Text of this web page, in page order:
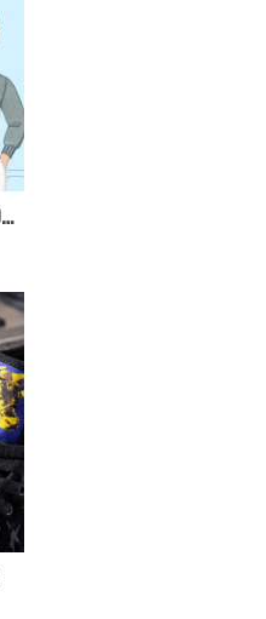
SR.FATO – ESTILO NÁUTICO DE JFK